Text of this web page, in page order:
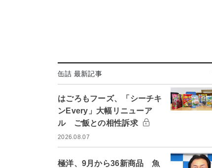
缶詰 最新記事
はごろもフーズ、「シーチキ
ンEvery」大幅リニューア
ル ご飯との相性訴求
2026.08.07
極洋、9月から36新商品 魚